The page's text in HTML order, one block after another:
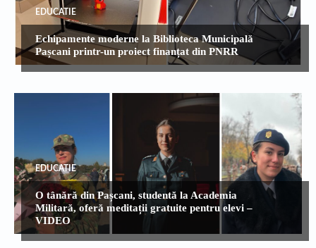
EDUCATIE
Echipamente moderne la Biblioteca Municipală
Pașcani printr-un proiect finanțat din PNRR
EDUCATIE
O tânără din Pașcani, studentă la Academia
Militară, oferă meditații gratuite pentru elevi –
VIDEO